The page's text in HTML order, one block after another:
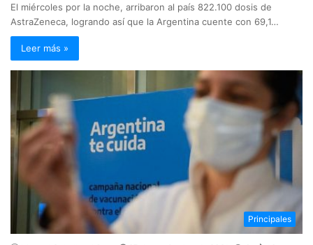
El miércoles por la noche, arribaron al país 822.100 dosis de
AstraZeneca, logrando así que la Argentina cuente con 69,1…
Leer más »
Principales